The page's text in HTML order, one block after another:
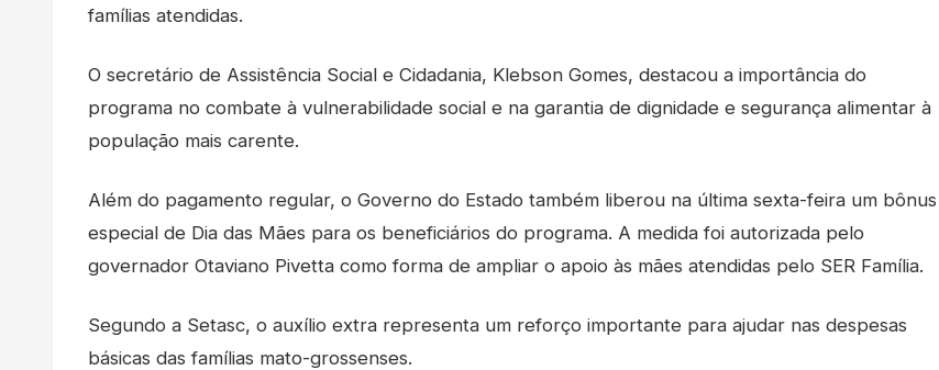
famílias atendidas.
O secretário de Assistência Social e Cidadania, Klebson Gomes, destacou a importância do
programa no combate à vulnerabilidade social e na garantia de dignidade e segurança alimentar à
população mais carente.
Além do pagamento regular, o Governo do Estado também liberou na última sexta-feira um bônus
especial de Dia das Mães para os beneficiários do programa. A medida foi autorizada pelo
governador Otaviano Pivetta como forma de ampliar o apoio às mães atendidas pelo SER Família.
Segundo a Setasc, o auxílio extra representa um reforço importante para ajudar nas despesas
básicas das famílias mato-grossenses.